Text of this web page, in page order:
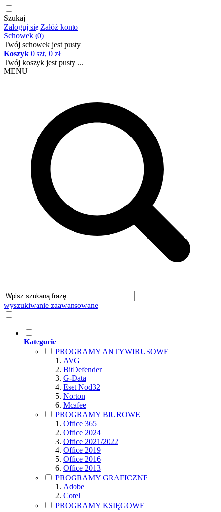
Szukaj
Zaloguj się Załóż konto
Schowek (0)
Twój schowek jest pusty
Koszyk 0 szt, 0 zł
Twój koszyk jest pusty ...
MENU
wyszukiwanie zaawansowane
Kategorie
PROGRAMY ANTYWIRUSOWE
AVG
BitDefender
G-Data
Eset Nod32
Norton
Mcafee
PROGRAMY BIUROWE
Office 365
Office 2024
Office 2021/2022
Office 2019
Office 2016
Office 2013
PROGRAMY GRAFICZNE
Adobe
Corel
PROGRAMY KSIĘGOWE